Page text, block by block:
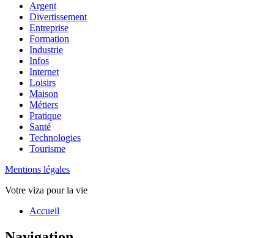
Argent
Divertissement
Entreprise
Formation
Industrie
Infos
Internet
Loisirs
Maison
Métiers
Pratique
Santé
Technologies
Tourisme
Mentions légales
Votre viza pour la vie
Haut
page
Accueil